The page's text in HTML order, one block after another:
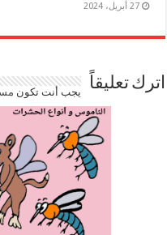
27 أبريل، 2024
اترك تعليقاً يجب أنت تكون